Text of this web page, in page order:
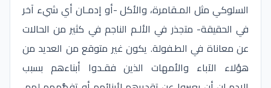
السلوكي مثل المـقامرة، والأكل -أو إدمـان أي شيء آخر
في الحقيقة- متجذر في الألـم الناجم في كثير من الحالات
عن معاناة في الطـفولة. يكون غير متوقع من العديد من
هؤلاء الآباء والأمهات الذين فقـدوا أبناءهم بسبب